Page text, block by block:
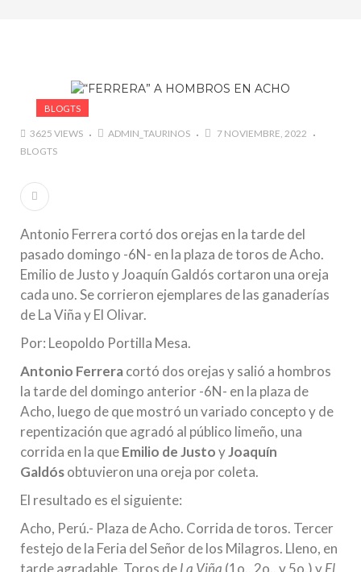
#LA COLOMBIA TAURINA SE VISTE DE LUCES EN
BOGOTA
BLOGTS
3625 VIEWS ADMIN_TAURINOS
7 NOVIEMBRE, 2022
BLOGTS
Antonio Ferrera cortó dos orejas en la tarde del
pasado domingo -6N- en la plaza de toros de Acho.
Emilio de Justo y Joaquín Galdós cortaron una oreja
cada uno. Se corrieron ejemplares de las ganaderías
de La Viña y El Olivar.
Por: Leopoldo Portilla Mesa.
Antonio Ferreracortó dos orejas y salió a hombros
la tarde del domingo anterior -6N- en la plaza de
Acho, luego de que mostró un variado concepto y de
repentización que agradó al público limeño, una
corrida en la queEmilio de JustoyJoaquín
Galdósobtuvieron una oreja por coleta.
El resultado es el siguiente:
Acho, Perú.- Plaza de Acho. Corrida de toros. Tercer
festejo de la Feria del Señor de los Milagros. Lleno, en